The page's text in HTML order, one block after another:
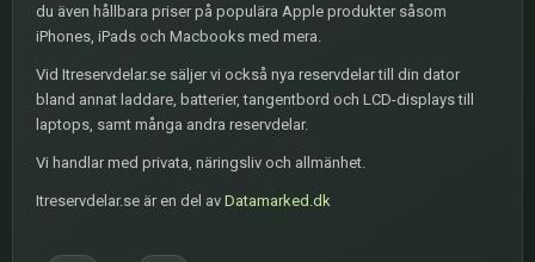
du även hållbara priser på populära Apple produkter såsom
iPhones, iPads och Macbooks med mera.
Vid Itreservdelar.se säljer vi också nya reservdelar till din dator
bland annat laddare, batterier, tangentbord och LCD-displays till
laptops, samt många andra reservdelar.
Vi handlar med privata, näringsliv och allmänhet.
Itreservdelar.se är en del av Datamarked.dk